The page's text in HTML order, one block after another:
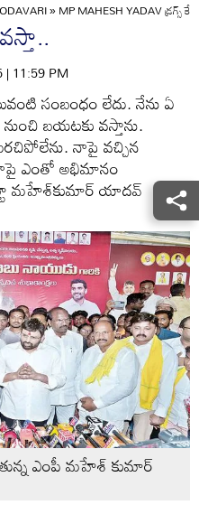
»MP MAHESH YADAV డ్రగ్స్‌ కేసు
| 11:59 PM
సంబంధం లేదు. నేను ఏ
బయటకు వస్తాను.
నాపై వచ్చిన
ఎంతో అభిమానం
మహేశ్‌కుమార్‌ యాదవ్‌
ఎంపీ మహేశ్‌ కుమార్‌